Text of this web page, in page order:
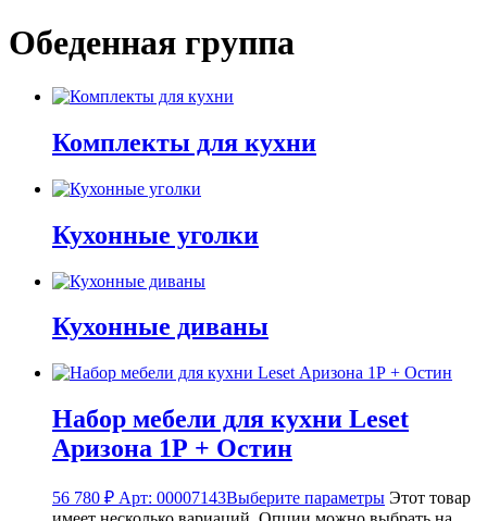
Обеденная группа
Комплекты для кухни
Кухонные уголки
Кухонные диваны
Набор мебели для кухни Leset
Аризона 1Р + Остин
56 780 ₽ Арт: 00007143Выберите параметры Этот товар